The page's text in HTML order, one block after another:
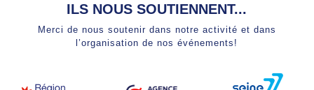
ILS NOUS SOUTIENNENT...
Merci de nous soutenir dans notre activité et dans
l’organisation de nos événements!